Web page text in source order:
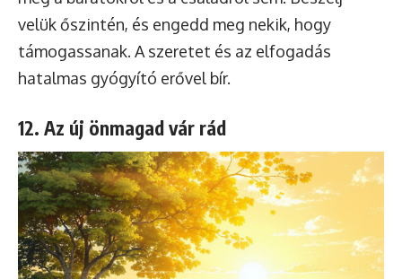
velük őszintén, és engedd meg nekik, hogy
támogassanak. A szeretet és az elfogadás
hatalmas gyógyító erővel bír.
12. Az új önmagad vár rád